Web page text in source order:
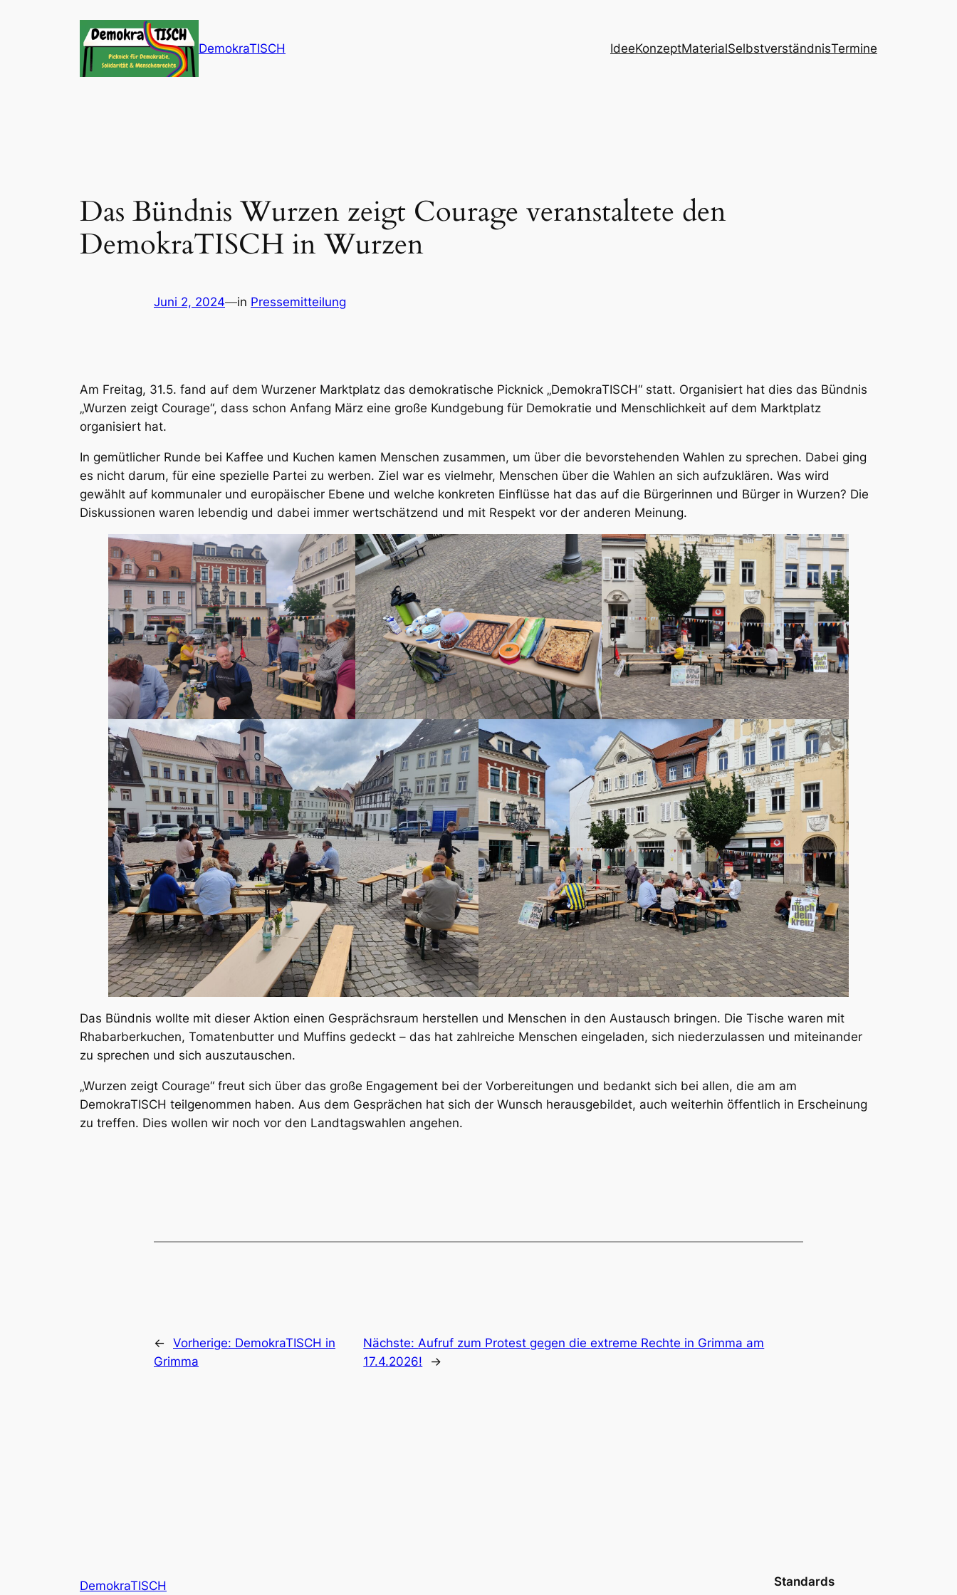
DemokraTISCH IdeeKonzeptMaterialSelbstverständnisTermine
Das Bündnis Wurzen zeigt Courage veranstaltete den
DemokraTISCH in Wurzen
Juni 2, 2024—in Pressemitteilung
Am Freitag, 31.5. fand auf dem Wurzener Marktplatz das demokratische Picknick „DemokraTISCH“ statt. Organisiert hat dies das Bündnis
„Wurzen zeigt Courage“, dass schon Anfang März eine große Kundgebung für Demokratie und Menschlichkeit auf dem Marktplatz
organisiert hat.
In gemütlicher Runde bei Kaffee und Kuchen kamen Menschen zusammen, um über die bevorstehenden Wahlen zu sprechen. Dabei ging
es nicht darum, für eine spezielle Partei zu werben. Ziel war es vielmehr, Menschen über die Wahlen an sich aufzuklären. Was wird
gewählt auf kommunaler und europäischer Ebene und welche konkreten Einflüsse hat das auf die Bürgerinnen und Bürger in Wurzen? Die
Diskussionen waren lebendig und dabei immer wertschätzend und mit Respekt vor der anderen Meinung.
Das Bündnis wollte mit dieser Aktion einen Gesprächsraum herstellen und Menschen in den Austausch bringen. Die Tische waren mit
Rhabarberkuchen, Tomatenbutter und Muffins gedeckt – das hat zahlreiche Menschen eingeladen, sich niederzulassen und miteinander
zu sprechen und sich auszutauschen.
„Wurzen zeigt Courage“ freut sich über das große Engagement bei der Vorbereitungen und bedankt sich bei allen, die am am
DemokraTISCH teilgenommen haben. Aus dem Gesprächen hat sich der Wunsch herausgebildet, auch weiterhin öffentlich in Erscheinung
zu treffen. Dies wollen wir noch vor den Landtagswahlen angehen.
← Vorherige: DemokraTISCH in
Grimma
Nächste: Aufruf zum Protest gegen die extreme Rechte in Grimma am
17.4.2026!
→
DemokraTISCH Standards